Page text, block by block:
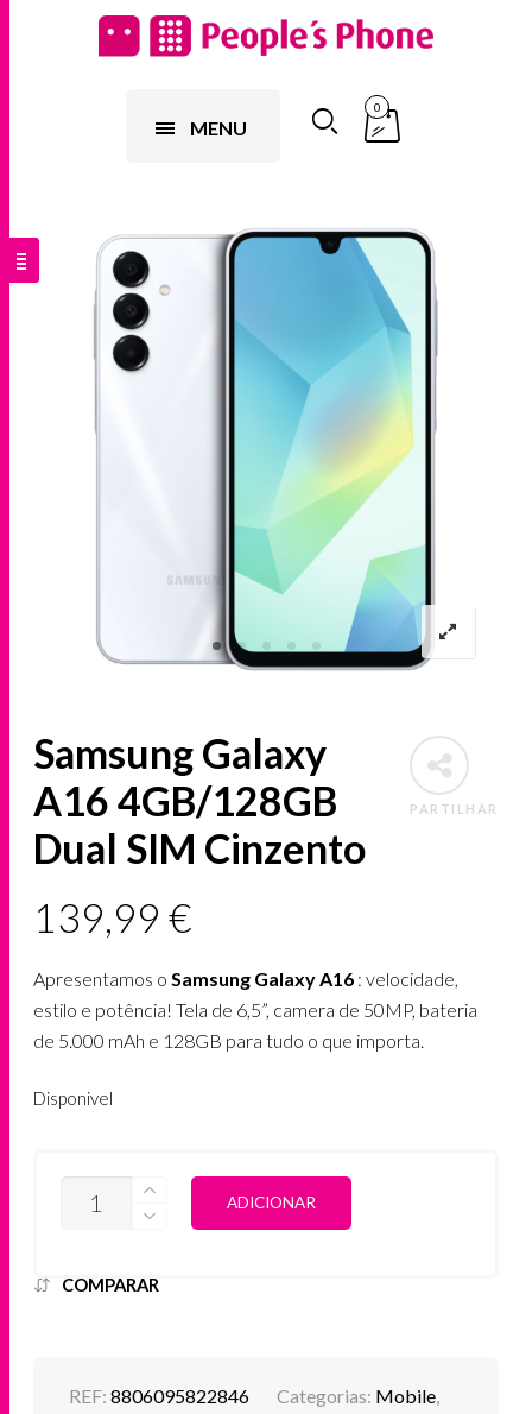
MENU
0
PARTILHAR
Samsung Galaxy
A16 4GB/128GB
Dual SIM Cinzento
139,99€
Apresentamos o Samsung Galaxy A16 : velocidade,
estilo e potência! Tela de 6,5”, camera de 50MP, bateria
de 5.000 mAh e 128GB para tudo o que importa.
Disponivel
QUANTIDADE
4GB/128GB
ADICIONAR
COMPARAR
REF:8806095822846 Categorias: Mobile,